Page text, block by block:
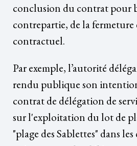
conclusion du contrat pour
contrepartie, de la fermeture
contractuel.
Par exemple, l’autorité
rendu publique son
contrat de délégation de
sur l'exploitation du lot de
"plage des Sablettes" dans